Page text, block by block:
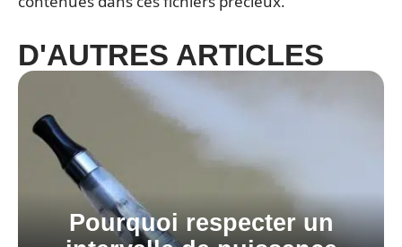
D'AUTRES ARTICLES
Pourquoi respecter un